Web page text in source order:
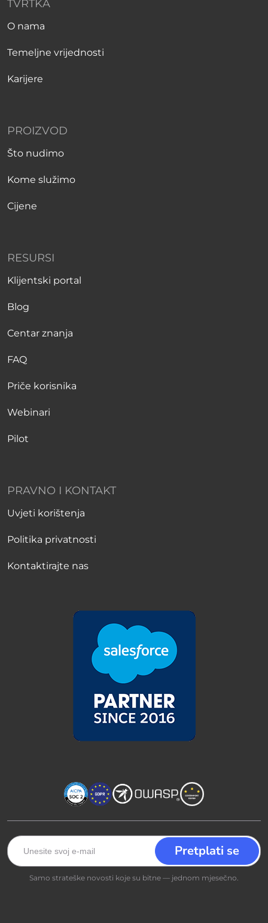
TVRTKA
O nama
Temeljne vrijednosti
Karijere
PROIZVOD
Što nudimo
Kome služimo
Cijene
RESURSI
Klijentski portal
Blog
Centar znanja
FAQ
Priče korisnika
Webinari
Pilot
PRAVNO I KONTAKT
Uvjeti korištenja
Politika privatnosti
Kontaktirajte nas
Samo strateške novosti koje su bitne — jednom mjesečno.